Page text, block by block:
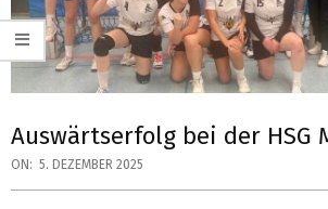
Auswärtserfolg bei der HSG
ON: 5. DEZEMBER 2025